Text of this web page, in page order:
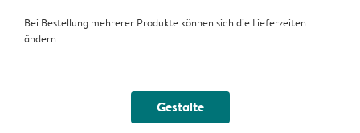
Bei Bestellung mehrerer Produkte können sich die Lieferzeiten
ändern.
Gestalte